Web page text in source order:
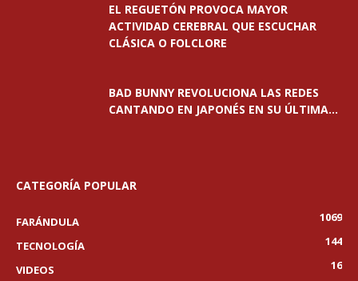
EL REGUETÓN PROVOCA MAYOR
ACTIVIDAD CEREBRAL QUE ESCUCHAR
CLÁSICA O FOLCLORE
BAD BUNNY REVOLUCIONA LAS REDES
CANTANDO EN JAPONÉS EN SU ÚLTIMA...
CATEGORÍA POPULAR
FARÁNDULA
1069
TECNOLOGÍA
144
VIDEOS
16